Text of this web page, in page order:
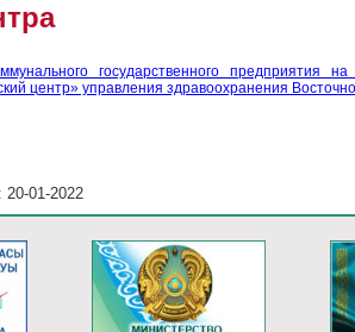
государственного предприятия
центр» управления здравоохранения
20-01-2022